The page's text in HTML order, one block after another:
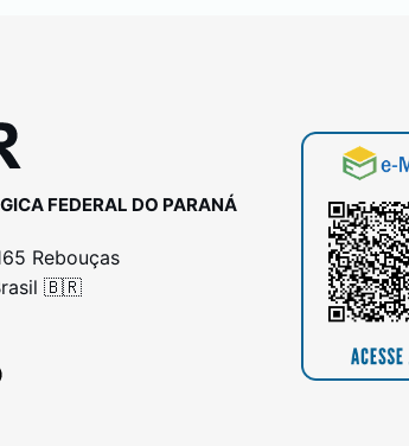
FEDERAL DO PARANÁ
Rebouças
🇧🇷